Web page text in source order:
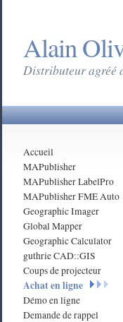
Alain
Distributeur agréé
Accueil
MAPublisher
MAPublisher LabelPro
MAPublisher FME Auto
Geographic Imager
Global Mapper
Geographic Calculator
guthrie CAD::GIS
Coups de projecteur
Achat en ligne
Démo en ligne
Demande de rappel